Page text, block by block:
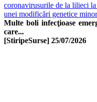
coronavirusurile de la lilieci
unei modificări genetice
Multe boli infecţioase
care...
[StiripeSurse] 25/07/2026